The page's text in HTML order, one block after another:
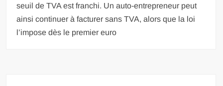
seuil de TVA est franchi. Un auto-entrepreneur peut
ainsi continuer à facturer sans TVA, alors que la loi
l’impose dès le premier euro